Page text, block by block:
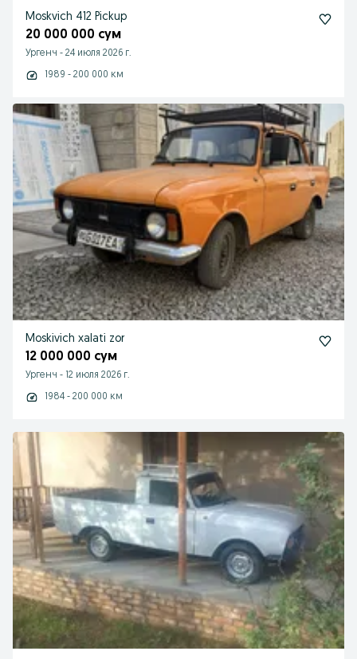
Moskvich 412 Pickup
20 000 000 сум
Ургенч - 24 июля 2026 г.
1989 - 200 000 км
Moskivich xalati zor
12 000 000 сум
Ургенч - 12 июля 2026 г.
1984 - 200 000 км